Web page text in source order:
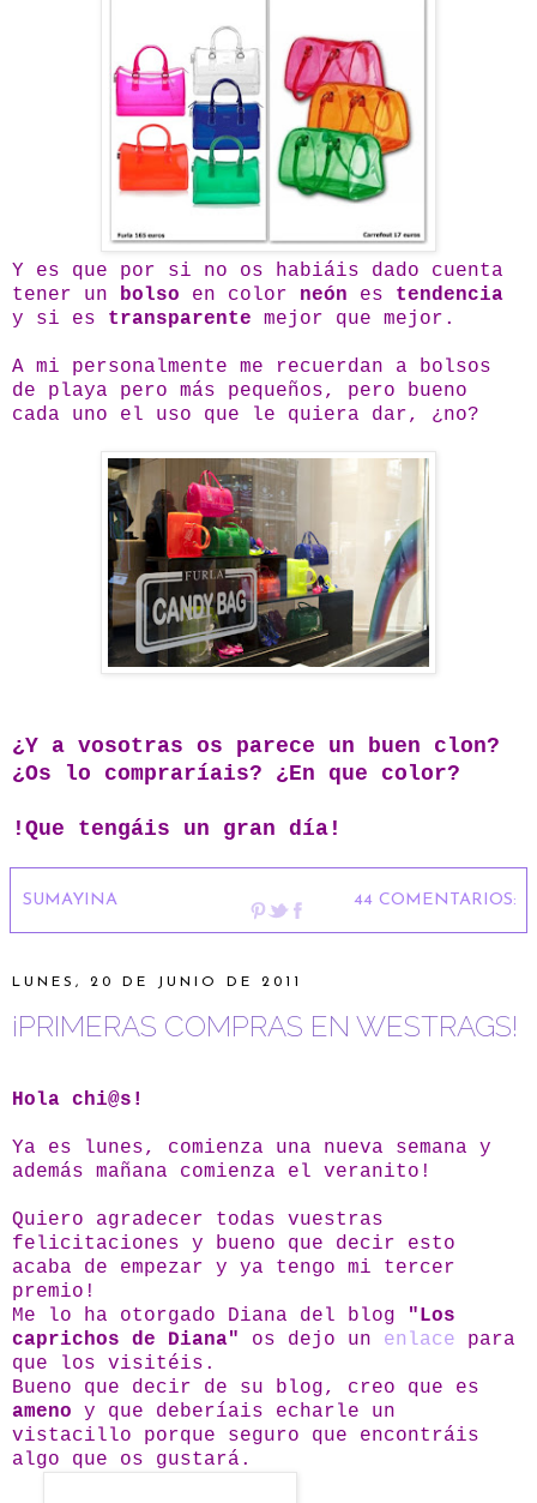
Y es que por si no os habiáis dado cuenta
tener un
bolso en color neón es tendencia
y si es transparente mejor que mejor.
A mi personalmente me recuerdan a bolsos
de playa pero más pequeños, pero bueno
cada uno el uso que le quiera dar, ¿no?
¿Y a vosotras os parece un buen clon?
¿Os lo compraríais? ¿En que color?
!Que tengáis un gran día!
SUMAYINA 44 COMENTARIOS:
LUNES, 20 DE JUNIO DE 2011
¡PRIMERAS COMPRAS EN WESTRAGS!
Hola chi@s!
Ya es lunes, comienza una nueva semana y
además mañana comienza el veranito!
Quiero agradecer todas vuestras
felicitaciones y bueno que decir esto
acaba de empezar y ya tengo mi tercer
premio!
Me lo ha otorgado Diana del blog
"Los
caprichos de Diana"
os dejo un enlace para
que los visitéis.
Bueno que decir de su blog, creo que es
ameno y que deberíais echarle un
vistacillo porque seguro que encontráis
algo que os gustará.